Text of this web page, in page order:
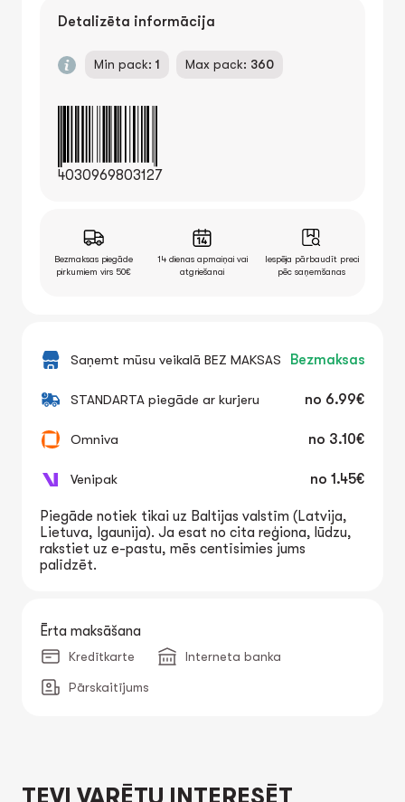
Detalizēta informācija
Min pack: 1 Max pack: 360
4030969803127
Bezmaksas piegāde
pirkumiem virs 50€
14 dienas apmaiņai vai
atgriešanai
Iespēja pārbaudīt preci
pēc saņemšanas
Saņemt mūsu veikalā BEZ MAKSAS Bezmaksas
STANDARTA piegāde ar kurjeru no 6.99€
Omniva no 3.10€
Venipak no 1.45€
Piegāde notiek tikai uz Baltijas valstīm (Latvija,
Lietuva, Igaunija). Ja esat no cita reģiona, lūdzu,
rakstiet uz e-pastu, mēs centīsimies jums
palīdzēt.
Ērta maksāšana
Kredītkarte Interneta banka
Pārskaitījums
TEVI VARĒTU INTERESĒT